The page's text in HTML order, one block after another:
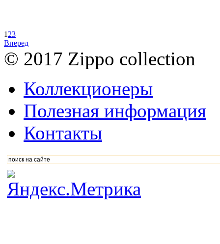
1 23
Вперед
© 2017 Zippo collection
Коллекционеры
Полезная информация
Контакты